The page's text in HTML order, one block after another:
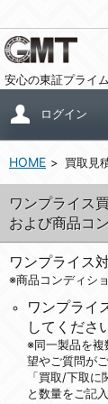
安心の東証プライ
ログイン
HOME 買取見
ワンプライス
および商品コ
ワンプライス
※商品コンディシ
ワンプライ
してくださ
※同一製品を複
望やご質問が
「買取/下取
と数量をご記